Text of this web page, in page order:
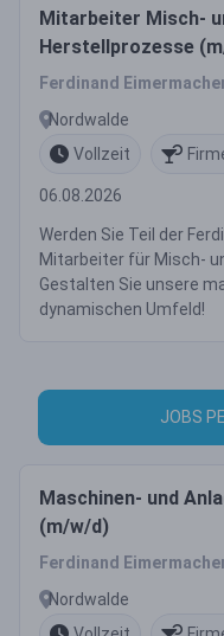
Mitarbeiter Misch-
Herstellprozesse
Ferdinand
Nordwalde
Vollzeit
06.08.2026
Werden Sie Teil der
Mitarbeiter für Misch-
Gestalten Sie unsere
dynamischen Umfeld!
JOBS
Maschinen- und
(m/w/d)
Ferdinand
Nordwalde